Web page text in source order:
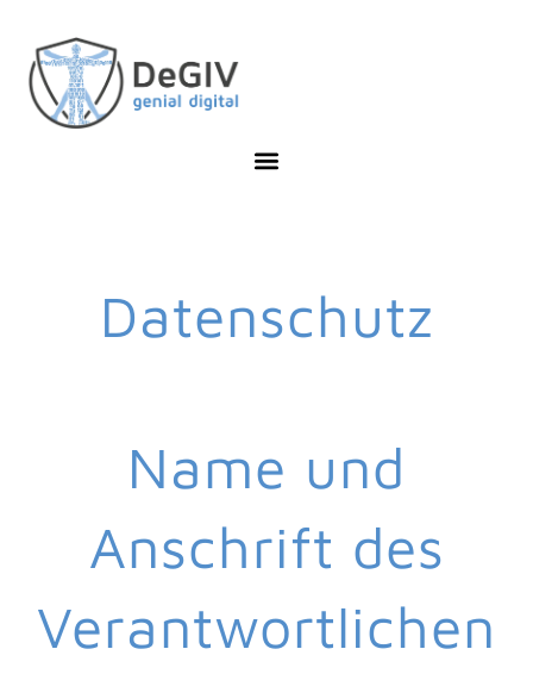
Datenschutz
Name und
Anschrift des
Verantwortlichen